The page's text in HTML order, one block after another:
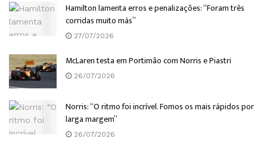
Hamilton lamenta erros e penalizações: “Foram três
corridas muito más”
27/07/2026
McLaren testa em Portimão com Norris e Piastri
26/07/2026
Norris: “O ritmo foi incrível. Fomos os mais rápidos por
larga margem”
26/07/2026